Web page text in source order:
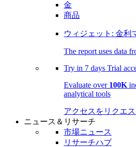
金
商品
ウィジェット: 金利
The report uses data
Try in 7 days Trial
Evaluate over 100K
analytical tools
アクセスをリクエス
ニュース＆リサーチ
市場ニュース
リサーチハブ